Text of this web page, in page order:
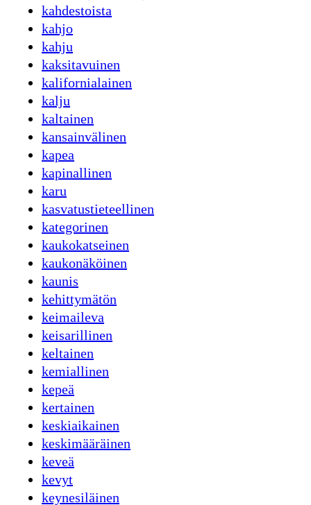
kahdestoista
kahjo
kahju
kaksitavuinen
kalifornialainen
kalju
kaltainen
kansainvälinen
kapea
kapinallinen
karu
kasvatustieteellinen
kategorinen
kaukokatseinen
kaukonäköinen
kaunis
kehittymätön
keimaileva
keisarillinen
keltainen
kemiallinen
kepeä
kertainen
keskiaikainen
keskimääräinen
keveä
kevyt
keynesiläinen